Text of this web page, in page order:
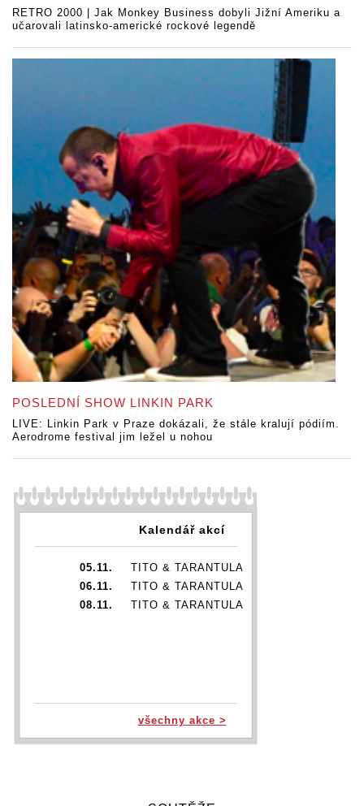
RETRO 2000 | Jak Monkey Business dobyli Jižní Ameriku a
učarovali latinsko-americké rockové legendě
POSLEDNÍ SHOW LINKIN PARK
LIVE: Linkin Park v Praze dokázali, že stále kralují pódiím.
Aerodrome festival jim ležel u nohou
Kalendář akcí
05.11.
TITO & TARANTULA
06.11.
TITO & TARANTULA
08.11.
TITO & TARANTULA
všechny akce >